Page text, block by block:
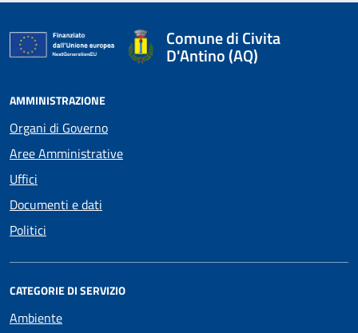
Comune di Civita
D'Antino (AQ)
AMMINISTRAZIONE
Organi di Governo
Aree Amministrative
Uffici
Documenti e dati
Politici
CATEGORIE DI SERVIZIO
Ambiente